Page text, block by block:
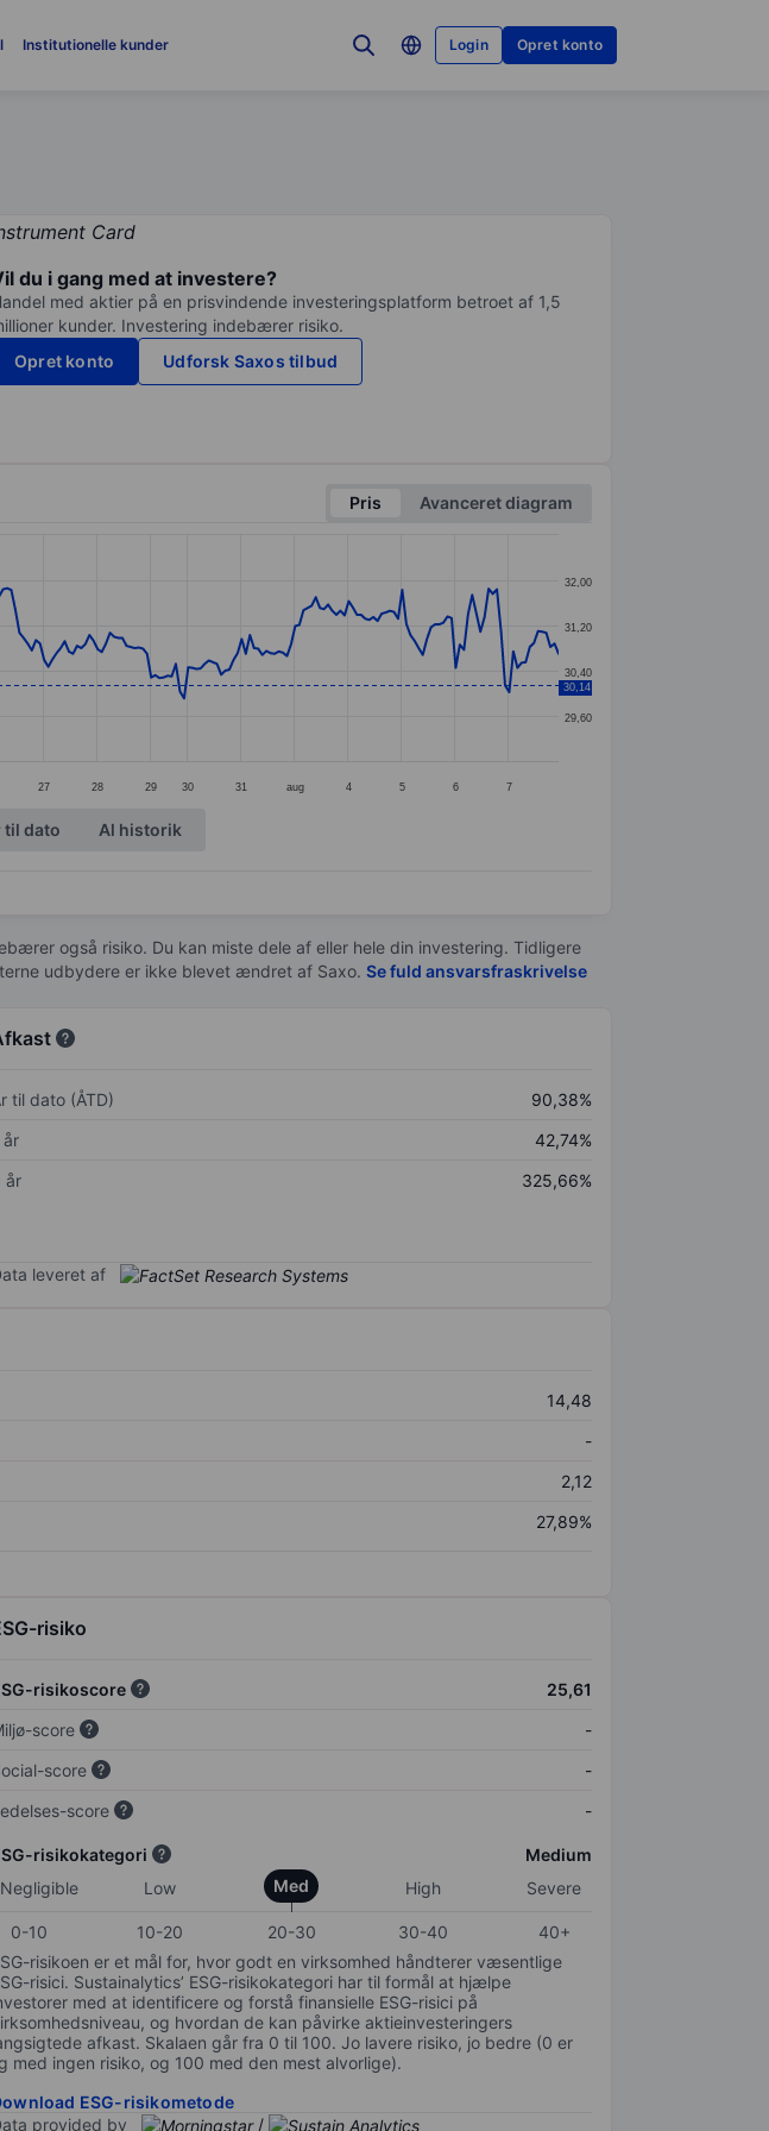
Institutionelle kunder Login Opret konto
du i gang med at investere?
med aktier på en prisvindende investeringsplatform betroet af 1,5
kunder. Investering indebærer risiko.
Opret konto
Udforsk Saxos tilbud
Pris
Avanceret diagram
27 28 29 30 31 aug 4 5 6 7
29,60
30,40
31,20
32,00
30,14
til dato Al historik
også risiko. Du kan miste dele af eller hele din investering. Tidligere
udbydere er ikke blevet ændret af Saxo. Se fuld ansvarsfraskrivelse
til dato (ÅTD)
90,38%
år
42,74%
år
325,66%
leveret af
14,48
-
2,12
27,89%
risiko
risikoscore
25,61
score
-
score
-
score
-
risikokategori
Medium
Negligible
Low Med High Severe
0-10 10-20 20-30 30-40
40+
risikoen er et mål for, hvor godt en virksomhed håndterer væsentlige
risici. Sustainalytics’ ESG-risikokategori har til formål at hjælpe
med at identificere og forstå finansielle ESG-risici på
og hvordan de kan påvirke aktieinvesteringers
afkast. Skalaen går fra 0 til 100. Jo lavere risiko, jo bedre (0 er
med ingen risiko, og 100 med den mest alvorlige).
ESG-risikometode
provided by
/